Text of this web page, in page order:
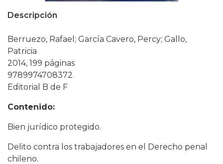
Descripción
Berruezo, Rafael; García Cavero, Percy; Gallo,
Patricia
2014, 199 páginas
9789974708372
Editorial B de F
Contenido:
Bien jurídico protegido.
Delito contra los trabajadores en el Derecho penal
chileno.